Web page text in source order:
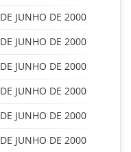
JUNHO DE 2000
JUNHO DE 2000
JUNHO DE 2000
JUNHO DE 2000
JUNHO DE 2000
JUNHO DE 2000